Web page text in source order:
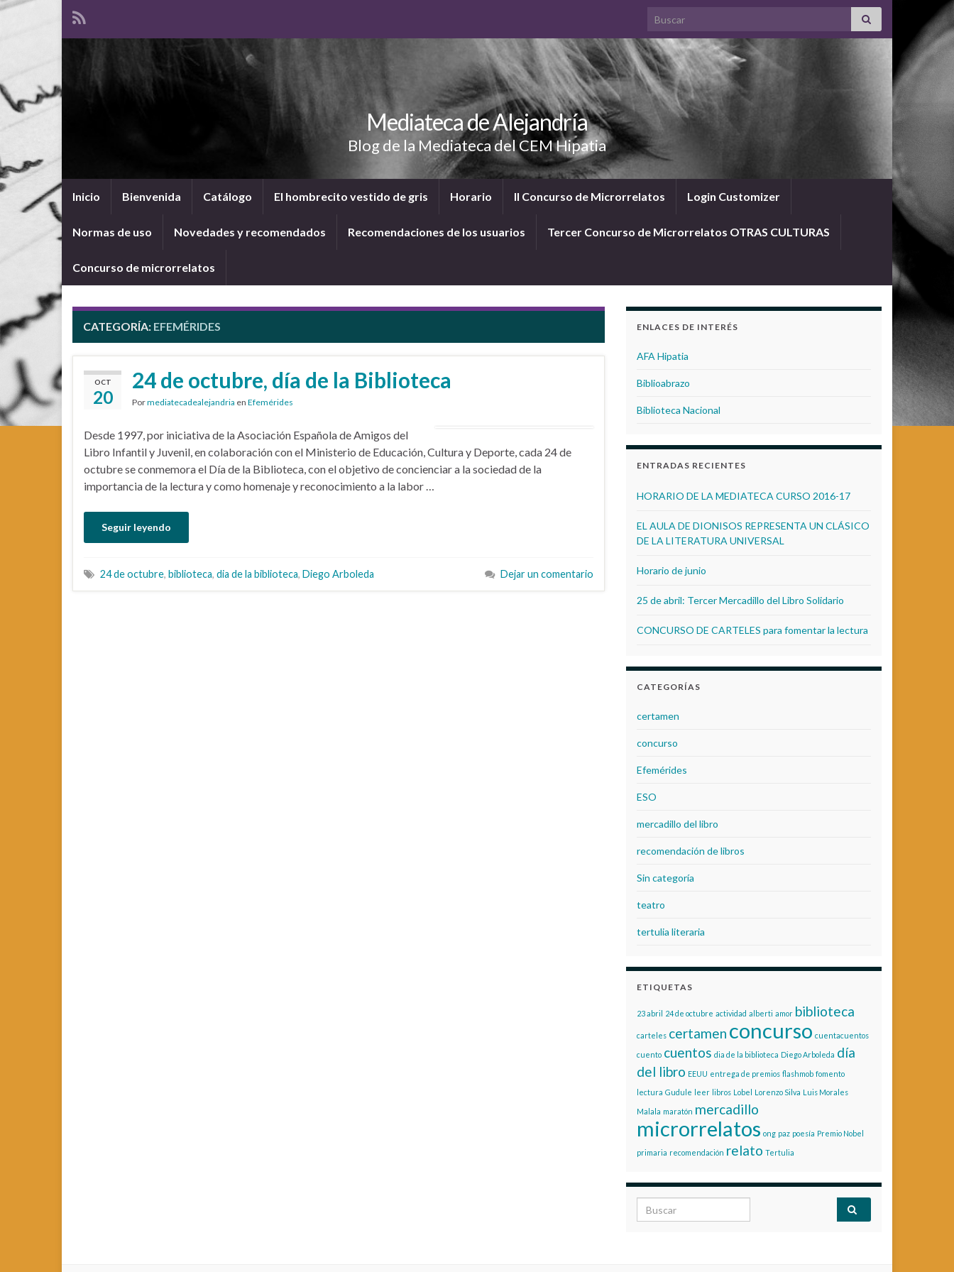
Search for:
Mediateca de Alejandría
Blog de la Mediateca del CEM Hipatia
Inicio Bienvenida Catálogo El hombrecito vestido de gris Horario II Concurso de Microrrelatos Login Customizer
Normas de uso Novedades y recomendados Recomendaciones de los usuarios Tercer Concurso de Microrrelatos OTRAS CULTURAS
Concurso de microrrelatos
CATEGORÍA: EFEMÉRIDES
OCT
20
24 de octubre, día de la Biblioteca
Pormediatecadealejandria en Efemérides
Desde 1997, por iniciativa de la Asociación Española de Amigos del
Libro Infantil y Juvenil, en colaboración con el Ministerio de Educación, Cultura y Deporte, cada 24 de
octubre se conmemora el Día de la Biblioteca, con el objetivo de concienciar a la sociedad de la
importancia de la lectura y como homenaje y reconocimiento a la labor …
Seguir leyendo
24 de octubre, biblioteca, dia de la biblioteca, Diego Arboleda Dejar un comentario
ENLACES DE INTERÉS
AFA Hipatia
Biblioabrazo
Biblioteca Nacional
ENTRADAS RECIENTES
HORARIO DE LA MEDIATECA CURSO 2016-17
EL AULA DE DIONISOS REPRESENTA UN CLÁSICO
DE LA LITERATURA UNIVERSAL
Horario de junio
25 de abril: Tercer Mercadillo del Libro Solidario
CONCURSO DE CARTELES para fomentar la lectura
CATEGORÍAS
certamen
concurso
Efemérides
ESO
mercadillo del libro
recomendación de libros
Sin categoría
teatro
tertulia literaria
ETIQUETAS
23 abril 24 de octubre actividad alberti amor biblioteca
carteles certamen concurso cuentacuentos
cuento cuentos dia de la biblioteca Diego Arboleda día
del libro EEUU entrega de premios flashmob fomento
lectura Gudule leer libros Lobel Lorenzo Silva Luis Morales
Malala maratón mercadillo
microrrelatos ong paz poesía Premio Nobel
primaria recomendación relato Tertulia
Search for: